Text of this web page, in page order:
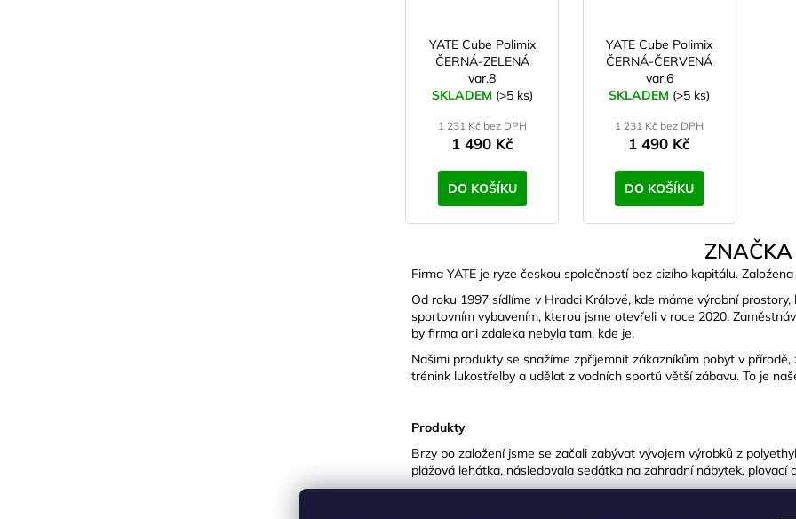
YATE Cube Polimix
ČERNÁ-ZELENÁ
var.8
SKLADEM (>5 ks)
1 231 Kč bez DPH
1 490 Kč
DO KOŠÍKU
YATE Cube Polimix
ČERNÁ-ČERVENÁ
var.6
SKLADEM (>5 ks)
1 231 Kč bez DPH
1 490 Kč
DO KOŠÍKU
ZNAČKA
Firma YATE je ryze českou společností bez cizího kapitálu.
Od roku 1997 sídlíme v Hradci Králové, kde máme výrobní
sportovním vybavením, kterou jsme otevřeli v roce 2020.
by firma ani zdaleka nebyla tam, kde je.
Našimi produkty se snažíme zpříjemnit zákazníkům pobyt v
trénink lukostřelby a udělat z vodních sportů větší zábavu. To je
Produkty
Brzy po založení jsme se začali zabývat vývojem výrobků z
plážová lehátka, následovala sedátka na zahradní nábytek, plovací